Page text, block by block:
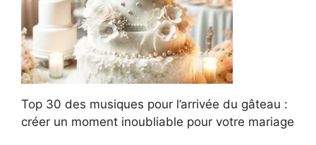
Top 30 des musiques pour l’arrivée du gâteau :
créer un moment inoubliable pour votre mariage